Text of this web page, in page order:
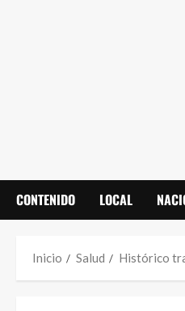
CONTENIDO LOCAL
Inicio Salud Histórico